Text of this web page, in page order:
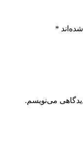
*
می‌نویسم.